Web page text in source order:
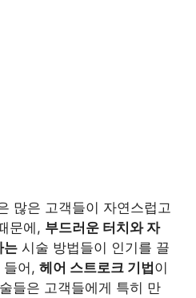
많은 고객들이 자연스럽고
문에, 부드러운 터치와 자
는 시술 방법들이 인기를 끌
들어, 헤어 스트로크 기법이
들은 고객들에게 특히 만